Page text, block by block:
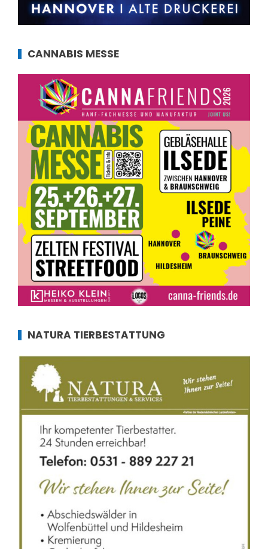
CANNABIS MESSE
NATURA TIERBESTATTUNG